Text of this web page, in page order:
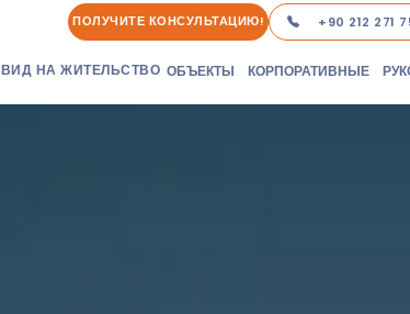
ПОЛУЧИТЕ КОНСУЛЬТАЦИЮ! +90 212 271
ВИД НА ЖИТЕЛЬСТВО ОБЪЕКТЫ КОРПОРАТИВНЫЕ